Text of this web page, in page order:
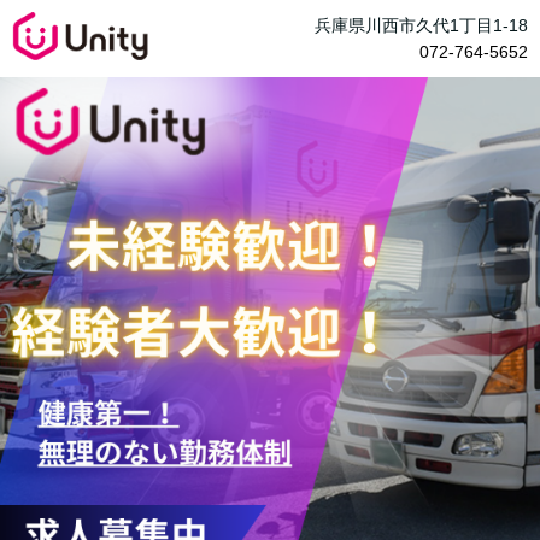
兵庫県川西市久代1丁目1-18
072-764-5652